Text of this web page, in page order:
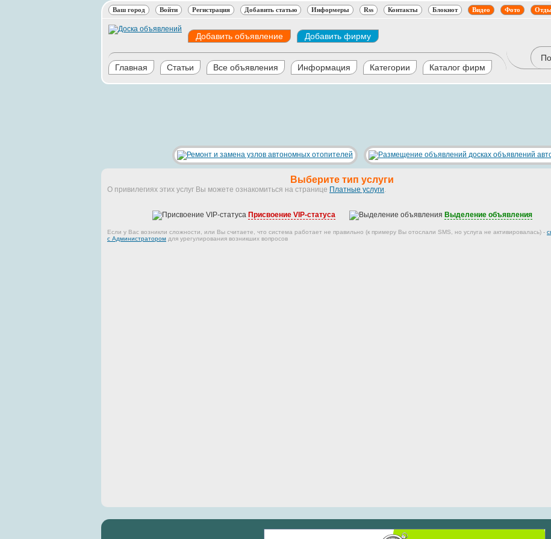
Ваш город Войти Регистрация Добавить статью Информеры Rss Контакты Блокнот Видео Фото
Добавить объявление Добавить фирму
Главная Статьи Все объявления Информация Категории Каталог фирм
Выберите тип услуги
О привилегиях этих услуг Вы можете ознакомиться на странице Платные услуги.
Присвоение VIP-статуса Выделение объявления
Если у Вас возникли сложности, или Вы считаете, что система работает не правильно (к примеру Вы отослали SMS, но услуга не активировалась) -
с Администратором для урегулирования возникших вопросов